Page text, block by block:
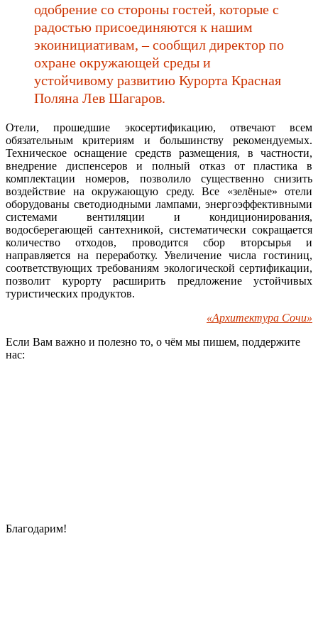
одобрение со стороны гостей, которые с
радостью присоединяются к нашим
экоинициативам, – сообщил директор по
охране окружающей среды и
устойчивому развитию Курорта Красная
Поляна Лев Шагаров.
Отели, прошедшие экосертификацию, отвечают всем
обязательным критериям и большинству рекомендуемых.
Техническое оснащение средств размещения, в частности,
внедрение диспенсеров и полный отказ от пластика в
комплектации номеров, позволило существенно снизить
воздействие на окружающую среду. Все «зелёные» отели
оборудованы светодиодными лампами, энергоэффективными
системами вентиляции и кондиционирования,
водосберегающей сантехникой, систематически сокращается
количество отходов, проводится сбор вторсырья и
направляется на переработку. Увеличение числа гостиниц,
соответствующих требованиям экологической сертификации,
позволит курорту расширить предложение устойчивых
туристических продуктов.
«Архитектура Сочи»
Если Вам важно и полезно то, о чём мы пишем, поддержите
нас:
Благодарим!